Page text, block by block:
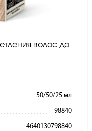
волос до
50/50/25 мл
98840
4640130798840